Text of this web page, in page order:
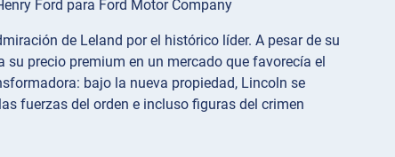
Ford para Ford Motor Company
de Leland por el histórico líder. A pesar de su
precio premium en un mercado que favorecía el
bajo la nueva propiedad, Lincoln se
fuerzas del orden e incluso figuras del crimen